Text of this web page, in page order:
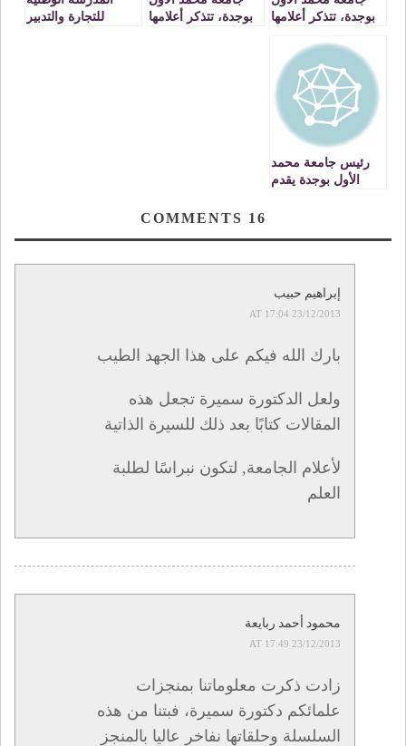
بوجدة، تتذكر أعلامها
الدكتور : محمد
المدلاوي المنبهي
بوجدة، تتذكر أعلامها
للتجارة والتدبير
رئيس جامعة محمد
الأول بوجدة يقدم
16
إبراهيم حبيب
23/12/2013 AT 17:04
بارك الله فيكم على هذا الجهد الطيب
ولعل الدكتورة سميرة تجعل هذه
المقالات كتابًا بعد ذلك للسيرة الذاتية
لأعلام الجامعة, لتكون نبراسًا لطلبة
العلم
محمود أحمد ربايعة
23/12/2013 AT 17:49
زادت ذكرت معلوماتنا بمنجزات
علمائكم دكتورة سميرة، فبتنا من هذه
السلسلة وحلقاتها نفاخر عاليا بالمنجز